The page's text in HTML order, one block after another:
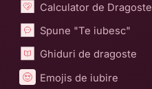
Calculator de Dragoste
Spune "Te iubesc"
Ghiduri de dragoste
Emojis de iubire